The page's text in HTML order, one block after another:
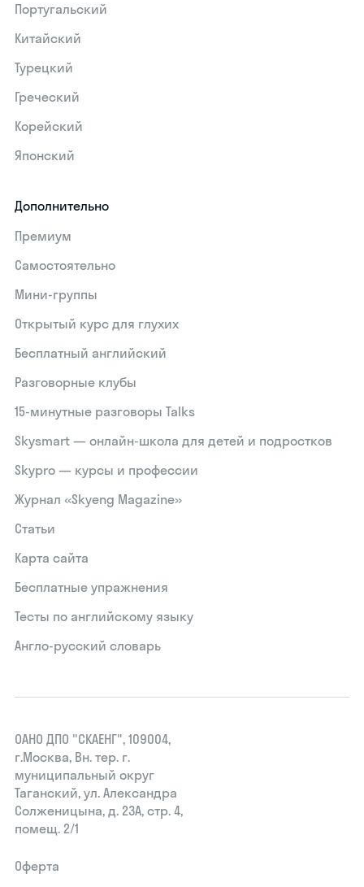
Португальский
Китайский
Турецкий
Греческий
Корейский
Японский
Дополнительно
Премиум
Самостоятельно
Мини-группы
Открытый курс для глухих
Бесплатный английский
Разговорные клубы
15‑минутные разговоры Talks
Skysmart — онлайн-школа для детей и подростков
Skypro — курсы и профессии
Журнал «Skyeng Magazine»
Статьи
Карта сайта
Бесплатные упражнения
Тесты по английскому языку
Англо-русский словарь
ОАНО ДПО "СКАЕНГ", 109004,
г.Москва, Вн. тер. г.
муниципальный округ
Таганский, ул. Александра
Солженицына, д. 23А, стр. 4,
помещ. 2/1
Оферта